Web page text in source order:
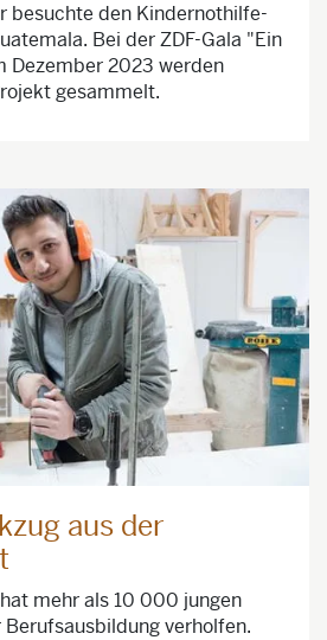
besuchte den Kindernothilfe-
Bei der ZDF-Gala "Ein
Dezember 2023 werden
gesammelt.
aus der
mehr als 10 000 jungen
Berufsausbildung verholfen.